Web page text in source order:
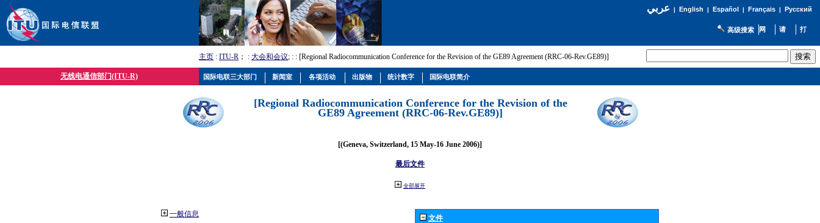
عربي| English | Español | Français| Русский
高级搜索
主页 : ITU-R ； : 大会和会议; : : [Regional Radiocommunication Conference for the Revision of the GE89 Agreement (RRC-06-Rev.GE89)]
无线电通信部门(ITU-R)
[Regional Radiocommunication Conference for the Revision of the
GE89 Agreement (RRC-06-Rev.GE89)]
[(Geneva, Switzerland, 15 May-16 June 2006)]
最后文件
全部展开
一般信息 文件
国际电联三大部门 新闻室 各项活动 出版物 统计数字 国际电联简介